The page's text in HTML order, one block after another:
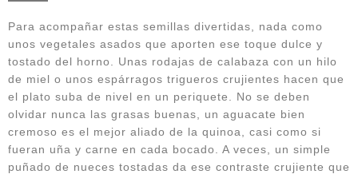
Para acompañar estas semillas divertidas, nada como
unos vegetales asados que aporten ese toque dulce y
tostado del horno. Unas rodajas de calabaza con un hilo
de miel o unos espárragos trigueros crujientes hacen que
el plato suba de nivel en un periquete. No se deben
olvidar nunca las grasas buenas, un aguacate bien
cremoso es el mejor aliado de la quinoa, casi como si
fueran uña y carne en cada bocado. A veces, un simple
puñado de nueces tostadas da ese contraste crujiente que